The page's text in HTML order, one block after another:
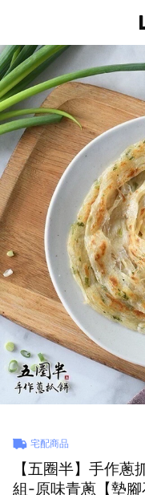
宅配商品
【五圈半】手作
組-原味青蔥【墊腳